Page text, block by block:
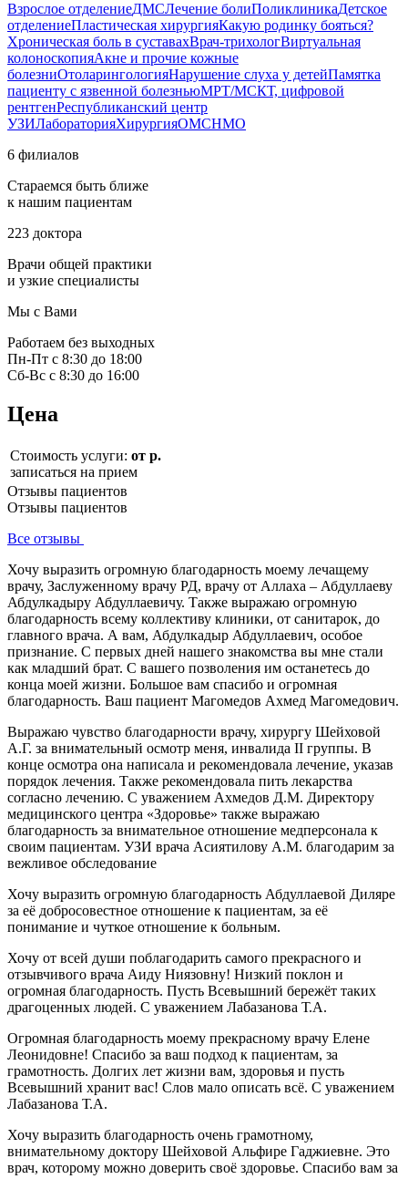
Взрослое отделениеДМСЛечение болиПоликлиникаДетское
отделениеПластическая хирургияКакую родинку бояться?
Хроническая боль в суставахВрач-трихологВиртуальная
колоноскопияАкне и прочие кожные
болезниОтоларингологияНарушение слуха у детейПамятка
пациенту с язвенной болезньюМРТ/МСКТ, цифровой
рентгенРеспубликанский центр
УЗИЛабораторияХирургияОМСНМО
6 филиалов
Стараемся быть ближе
к нашим пациентам
223 доктора
Врачи общей практики
и узкие специалисты
Мы с Вами
Работаем без выходных
Пн-Пт с 8:30 до 18:00
Сб-Вс с 8:30 до 16:00
Цена
Стоимость услуги: от р.
записаться на прием
Отзывы пациентов
Отзывы пациентов
Все отзывы
Хочу выразить огромную благодарность моему лечащему
врачу, Заслуженному врачу РД, врачу от Аллаха – Абдуллаеву
Абдулкадыру Абдуллаевичу. Также выражаю огромную
благодарность всему коллективу клиники, от санитарок, до
главного врача. А вам, Абдулкадыр Абдуллаевич, особое
признание. С первых дней нашего знакомства вы мне стали
как младший брат. С вашего позволения им останетесь до
конца моей жизни. Большое вам спасибо и огромная
благодарность. Ваш пациент Магомедов Ахмед Магомедович.
Выражаю чувство благодарности врачу, хирургу Шейховой
А.Г. за внимательный осмотр меня, инвалида II группы. В
конце осмотра она написала и рекомендовала лечение, указав
порядок лечения. Также рекомендовала пить лекарства
согласно лечению. С уважением Ахмедов Д.М. Директору
медицинского центра «Здоровье» также выражаю
благодарность за внимательное отношение медперсонала к
своим пациентам. УЗИ врача Асиятилову А.М. благодарим за
вежливое обследование
Хочу выразить огромную благодарность Абдуллаевой Диляре
за её добросовестное отношение к пациентам, за её
понимание и чуткое отношение к больным.
Хочу от всей души поблагодарить самого прекрасного и
отзывчивого врача Аиду Ниязовну! Низкий поклон и
огромная благодарность. Пусть Всевышний бережёт таких
драгоценных людей. С уважением Лабазанова Т.А.
Огромная благодарность моему прекрасному врачу Елене
Леонидовне! Спасибо за ваш подход к пациентам, за
грамотность. Долгих лет жизни вам, здоровья и пусть
Всевышний хранит вас! Слов мало описать всё. С уважением
Лабазанова Т.А.
Хочу выразить благодарность очень грамотному,
внимательному доктору Шейховой Альфире Гаджиевне. Это
врач, которому можно доверить своё здоровье. Спасибо вам за